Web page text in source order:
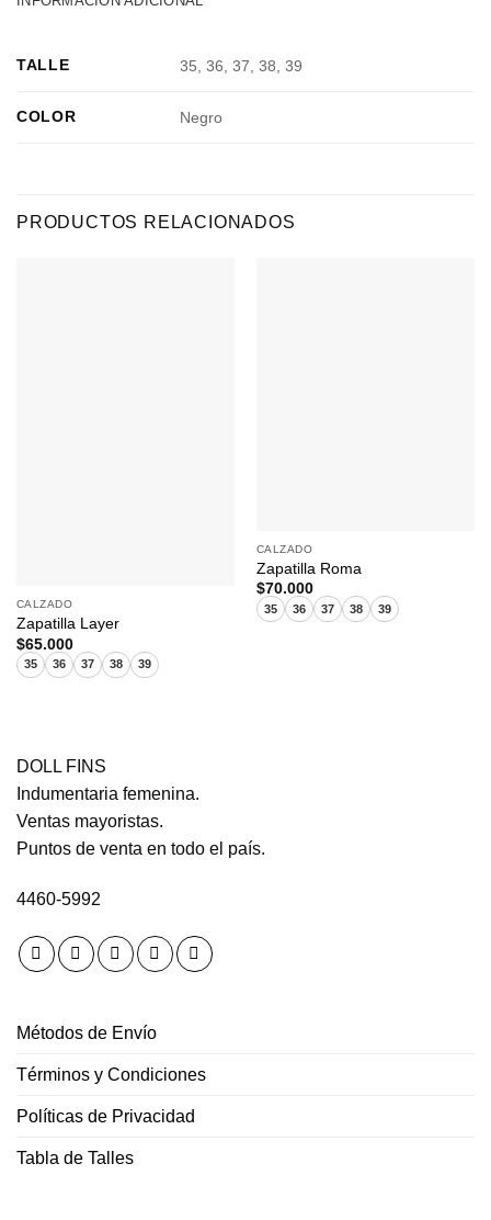
TALLE 35, 36, 37, 38, 39
COLOR Negro
PRODUCTOS RELACIONADOS
CALZADO
Zapatilla Layer
$65.000
35 36 37 38 39
CALZADO
Zapatilla Roma
$70.000
35 36 37 38 39
DOLL FINS
Indumentaria femenina.
Ventas mayoristas.
Puntos de venta en todo el país.
4460-5992
Métodos de Envío
Términos y Condiciones
Políticas de Privacidad
Tabla de Talles